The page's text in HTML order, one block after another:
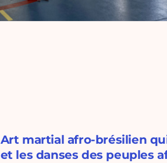
Art martial afro-brésilien
et les danses des peuples